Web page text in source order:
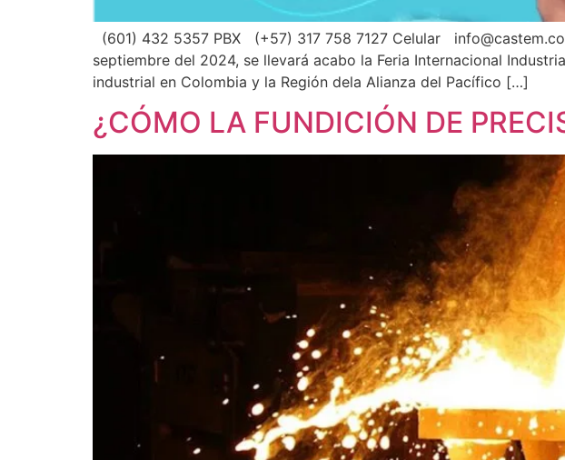
(601) 432 5357 PBX (+57) 317 758 7127 Celular
septiembre del 2024, se llevará acabo la Feria Internacional
industrial en Colombia y la Región dela Alianza del Pacífico […]
¿CÓMO LA FUNDICIÓN DE